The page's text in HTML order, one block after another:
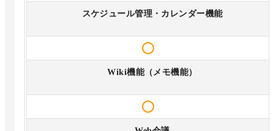
スケジュール管理・カレンダー機能
Wiki機能（メモ機能）